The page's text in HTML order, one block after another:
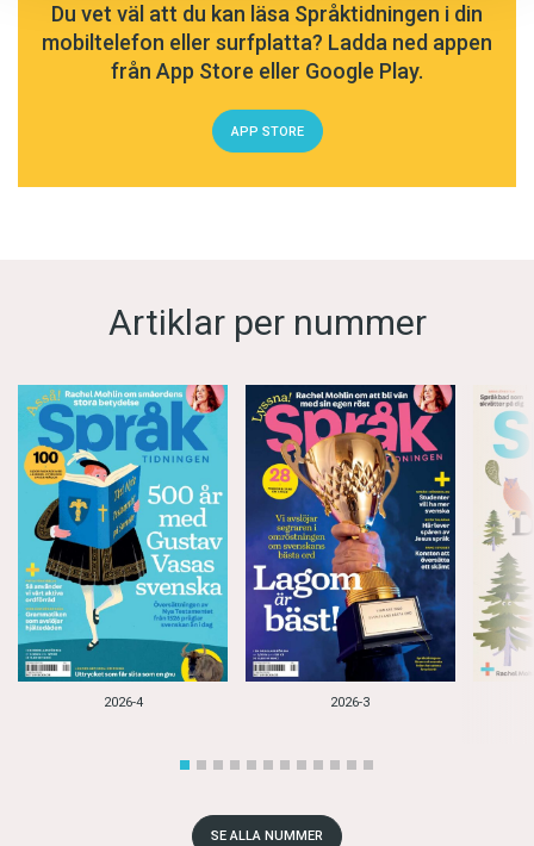
Du vet väl att du kan läsa Språktidningen i din
mobiltelefon eller surfplatta? Ladda ned appen
från App Store eller Google Play.
APP STORE
Artiklar per nummer
2026-4 2026-3
SE ALLA NUMMER